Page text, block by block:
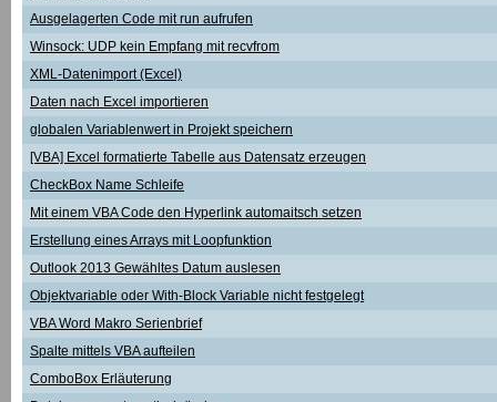
Ausgelagerten Code mit run aufrufen
Winsock: UDP kein Empfang mit recvfrom
XML-Datenimport (Excel)
Daten nach Excel importieren
globalen Variablenwert in Projekt speichern
[VBA] Excel formatierte Tabelle aus Datensatz erzeugen
CheckBox Name Schleife
Mit einem VBA Code den Hyperlink automaitsch setzen
Erstellung eines Arrays mit Loopfunktion
Outlook 2013 Gewähltes Datum auslesen
Objektvariable oder With-Block Variable nicht festgelegt
VBA Word Makro Serienbrief
Spalte mittels VBA aufteilen
ComboBox Erläuterung